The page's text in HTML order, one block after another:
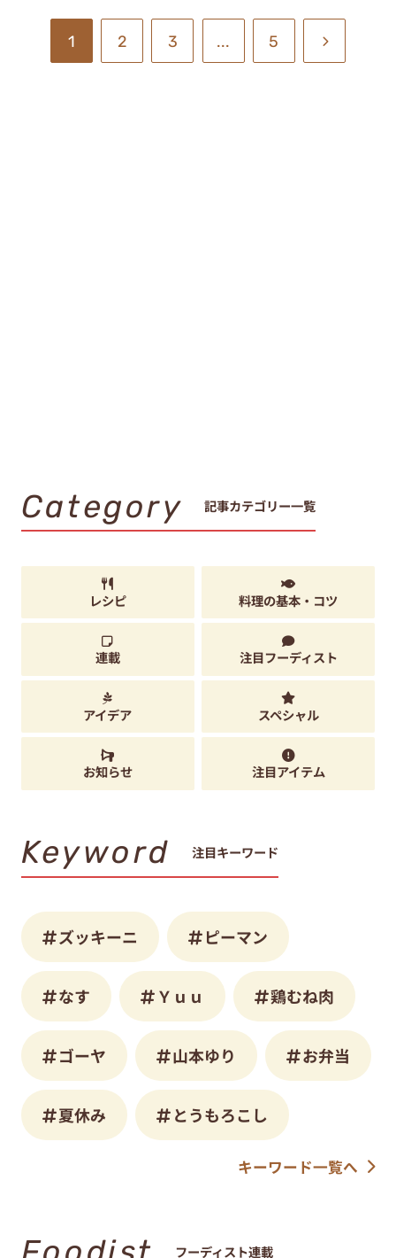
1 2 3 ... 5
Category 記事カテゴリー一覧
レシピ 料理の基本・コツ
連載 注目フーディスト
アイデア スペシャル
お知らせ 注目アイテム
Keyword 注目キーワード
ズッキーニ ピーマン
なす Ｙｕｕ 鶏むね肉
ゴーヤ 山本ゆり お弁当
夏休み とうもろこし
キーワード一覧へ
フーディスト連載